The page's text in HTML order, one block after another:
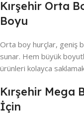
Kırşehir Orta
Boyu
Orta boy hurçlar, geniş
sunar. Hem büyük
ürünleri kolayca
Kırşehir Mega
İçin